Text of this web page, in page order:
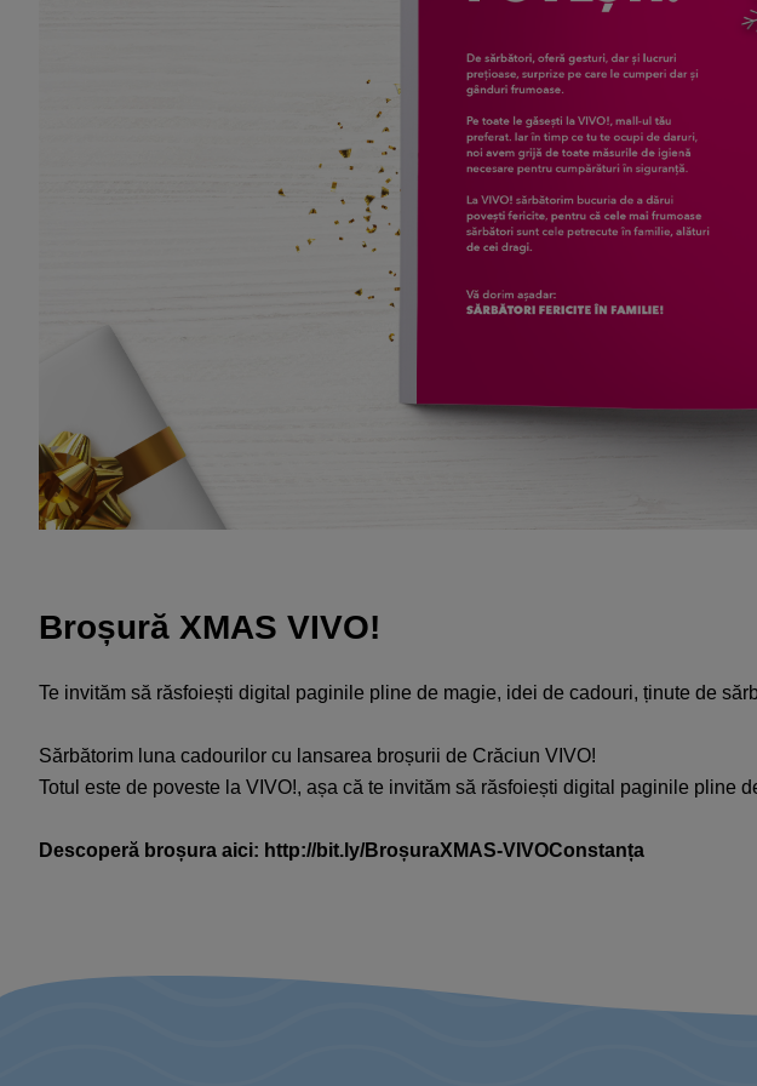
Broșură XMAS VIVO!
Te invităm să răsfoiești digital paginile pline de magie, idei de cadouri, ținute de
Sărbătorim luna cadourilor cu lansarea broșurii de Crăciun VIVO!
Totul este de poveste la VIVO!, așa că te invităm să răsfoiești digital paginile pline
Descoperă broșura aici: http://bit.ly/BroșuraXMAS-VIVOConstanța